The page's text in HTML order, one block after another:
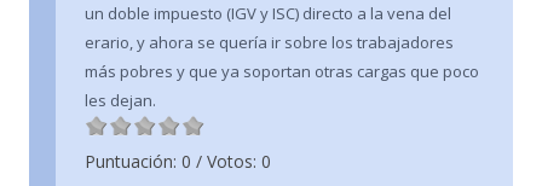
un doble impuesto (IGV y ISC) directo a la vena del
erario, y ahora se quería ir sobre los trabajadores
más pobres y que ya soportan otras cargas que poco
les dejan.
Puntuación: 0 / Votos: 0